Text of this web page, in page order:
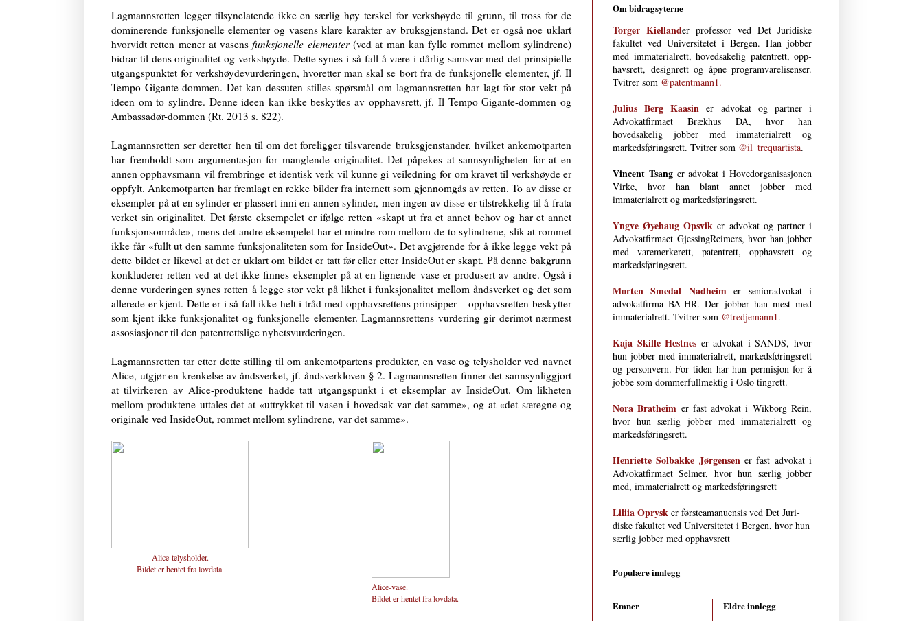
Lagmannsretten legger tilsynelatende ikke en særlig høy terskel for verkshøyde til grunn, til tross for de
dominerende funksjonelle elementer og vasens klare karakter av bruksgjenstand. Det er også noe uklart
hvorvidt retten mener at vasensfunksjonelle elementer(ved at man kan fylle rommet mellom sylindrene)
bidrar til dens originalitet og verkshøyde. Dette synes i så fall å være i dårlig samsvar med det prinsipielle
utgangspunktet for verkshøydevurderingen, hvoretter man skal se bort fra de funksjonelle elementer, jf. Il
Tempo Gigante-dommen. Det kan dessuten stilles spørsmål om lagmannsretten har lagt for stor vekt på
ideen om to sylindre. Denne ideen kan ikke beskyttes av opphavsrett, jf. Il Tempo Gigante-dommen og
Ambassadør-dommen (Rt. 2013 s. 822).
Lagmannsretten ser deretter hen til om det foreligger tilsvarende bruksgjenstander, hvilket ankemotparten
har fremholdt som argumentasjon for manglende originalitet. Det påpekes at sannsynligheten for at en
annen opphavsmann vil frembringe et identisk verk vil kunne gi veiledning for om kravet til verkshøyde er
oppfylt. Ankemotparten har fremlagt en rekke bilder fra internett som gjennomgås av retten. To av disse er
eksempler på at en sylinder er plassert inni en annen sylinder, men ingen av disse er tilstrekkelig til å frata
verket sin originalitet. Det første eksempelet er ifølge retten «skapt ut fra et annet behov og har et annet
funksjonsområde», mens det andre eksempelet har et mindre rom mellom de to sylindrene, slik at rommet
ikke får «fullt ut den samme funksjonaliteten som for InsideOut». Det avgjørende for å ikke legge vekt på
dette bildet er likevel at det er uklart om bildet er tatt før eller etter InsideOut er skapt. På denne bakgrunn
konkluderer retten ved at det ikke finnes eksempler på at en lignende vase er produsert av andre. Også i
denne vurderingen synes retten å legge stor vekt på likhet i funksjonalitet mellom åndsverket og det som
allerede er kjent. Dette er i så fall ikke helt i tråd med opphavsrettens prinsipper – opphavsretten beskytter
som kjent ikke funksjonalitet og funksjonelle elementer. Lagmannsrettens vurdering gir derimot nærmest
assosiasjoner til den patentrettslige nyhetsvurderingen.
Lagmannsretten tar etter dette stilling til om ankemotpartens produkter, en vase og telysholder ved navnet
Alice, utgjør en krenkelse av åndsverket, jf. åndsverkloven § 2. Lagmannsretten finner det sannsynliggjort
at tilvirkeren av Alice-produktene hadde tatt utgangspunkt i et eksemplar av InsideOut. Om likheten
mellom produktene uttales det at «uttrykket til vasen i hovedsak var det samme», og at «det særegne og
originale ved InsideOut, rommet mellom sylindrene, var det samme».
Alice-telysholder.
Bildet er hentet fralovdata.
Alice-vase.
Bildet er hentet fralovdata.
Om bidragsyterne
Torger Kiellander professor ved Det Juri­diske
fakultet ved Uni­versi­tetet i Bergen. Han jobber
med immateria­l­rett, hoved­­sakelig patent­­rett, opp­
havs­­­rett, design­rett og åpne program­vare­lisenser.
Tvitrer som @patentmann1.
Julius Berg Kaasin er advokat og partner i
Advokatfirmaet Brækhus DA, hvor han
hovedsakelig jobber med immaterial­rett og
markedsføringsrett. Tvitrer som @il_trequartista.
Vincent Tsanger advokat i Hovedorganisasjonen
Virke, hvor han blant annet jobber med
immaterialrett og markedsføringsrett.
Yngve Øyehaug Opsvik er advokat og partner i
Advokatfirmaet GjessingReimers, hvor han jobber
med varemerkerett, patentrett, opphavsrett og
markedsføringsrett.
Morten Smedal Nad­heim er senioradvokat i
advokatfirma BA-HR. Der jobber han mest med
immaterialrett. Tvitrer som @tredjemann1.
Kaja Skille Hestnes er advokat i SANDS, hvor
hun jobber med immaterial­rett, markeds­førings­rett
og person­vern. For tiden har hun permisjon for å
jobbe som dommerfullmektig i Oslo tingrett.
Nora Bratheim er fast advokat i Wikborg Rein,
hvor hun særlig jobber med immaterialrett og
markedsføringsrett.
Henriette Solbakke Jørgensen er fast advokat i
Advokat­firmaet Selmer, hvor hun særlig jobber
med, immaterial­rett og markedsføringsrett
Liliia Oprysk er førsteamanuensis ved Det Juri­
diske fakultet ved Uni­versi­tetet i Bergen, hvor hun
særlig jobber med opphavsrett
Populære innlegg
Emner
Eldre innlegg